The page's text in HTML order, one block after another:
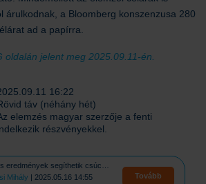
árulkodnak, a Bloomberg konszenzusa 280
ad a papírra.
oldalán jelent meg 2025.09.11-én.
16:22
táv (néhány hét)
elemzés magyar szerzője a fenti
részvényekkel.
segíthetik csúcsaihoz a TSMC-t
Mihály | 2025.05.16 14:55
Tovább